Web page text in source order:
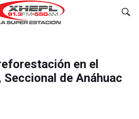
en el
Seccional de Anáhuac